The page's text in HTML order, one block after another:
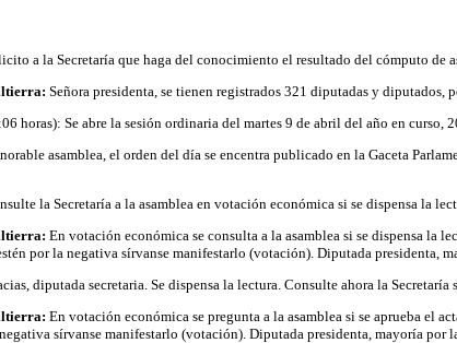
a la Secretaría que haga del conocimiento el resultado del cómputo de
Señora presidenta, se tienen registrados 321 diputadas y diputados,
horas): Se abre la sesión ordinaria del martes 9 de abril del año en curso,
asamblea, el orden del día se encentra publicado en la Gaceta
la Secretaría a la asamblea en votación económica si se dispensa la
En votación económica se consulta a la asamblea si se dispensa la
por la negativa sírvanse manifestarlo (votación). Diputada presidenta,
diputada secretaria. Se dispensa la lectura. Consulte ahora la Secretaría
En votación económica se pregunta a la asamblea si se aprueba el
sírvanse manifestarlo (votación). Diputada presidenta, mayoría por